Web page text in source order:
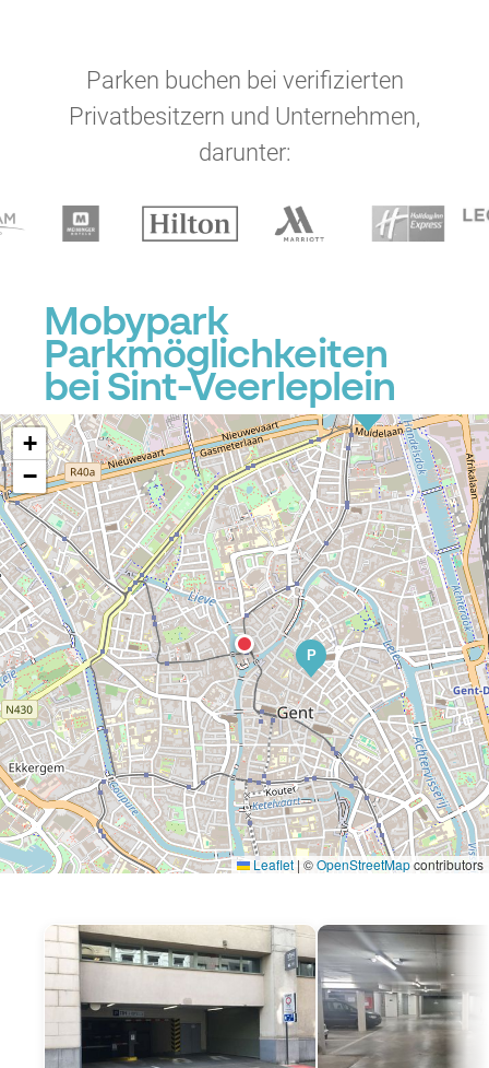
Parken buchen bei verifizierten
Privatbesitzern und Unternehmen,
darunter:
Mobypark
Parkmöglichkeiten
bei Sint-Veerleplein
P
+
−
Leaflet | ©OpenStreetMapcontributors